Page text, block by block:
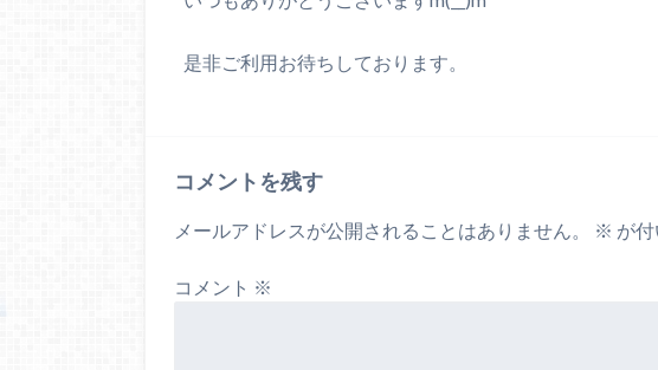
是非ご利用お待ちしております。
コメントを残す
メールアドレスが公開されることはありません。 ※ が
コメント ※